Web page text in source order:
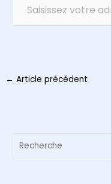
Navigation
← Article précédent